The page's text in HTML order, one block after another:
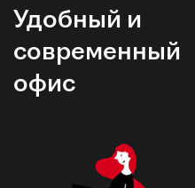
Удобный и
современный
офис